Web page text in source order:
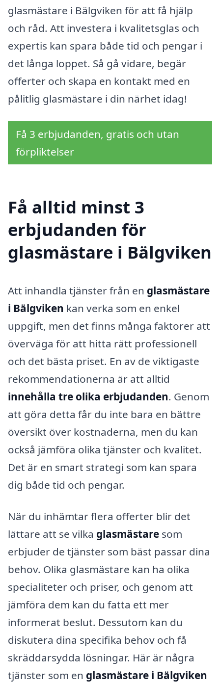
glasmästare i Bälgviken för att få hjälp
och råd. Att investera i kvalitetsglas och
expertis kan spara både tid och pengar i
det långa loppet. Så gå vidare, begär
offerter och skapa en kontakt med en
pålitlig glasmästare i din närhet idag!
Få 3 erbjudanden, gratis och utan
förpliktelser
Få alltid minst 3
erbjudanden för
glasmästare i Bälgviken
Att inhandla tjänster från en glasmästare
i Bälgviken kan verka som en enkel
uppgift, men det finns många faktorer att
överväga för att hitta rätt professionell
och det bästa priset. En av de viktigaste
rekommendationerna är att alltid
innehålla tre olika erbjudanden. Genom
att göra detta får du inte bara en bättre
översikt över kostnaderna, men du kan
också jämföra olika tjänster och kvalitet.
Det är en smart strategi som kan spara
dig både tid och pengar.
När du inhämtar flera offerter blir det
lättare att se vilka glasmästare som
erbjuder de tjänster som bäst passar dina
behov. Olika glasmästare kan ha olika
specialiteter och priser, och genom att
jämföra dem kan du fatta ett mer
informerat beslut. Dessutom kan du
diskutera dina specifika behov och få
skräddarsydda lösningar. Här är några
tjänster som en glasmästare i Bälgviken